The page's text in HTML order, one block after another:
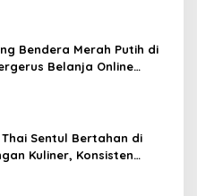
Bendera Merah Putih di
Belanja Online
Sentul Bertahan di
Kuliner, Konsisten